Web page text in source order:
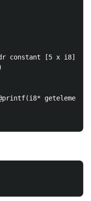
constant [5 x i8]